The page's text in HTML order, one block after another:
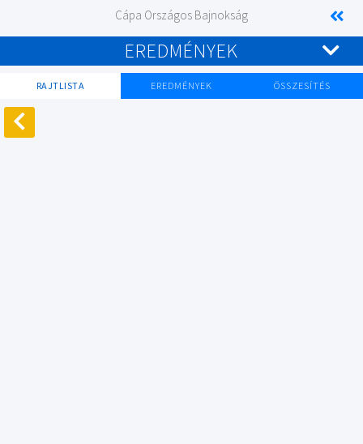
Cápa Országos Bajnokság
EREDMÉNYEK
RAJTLISTA EREDMÉNYEK ÖSSZESÍTÉS